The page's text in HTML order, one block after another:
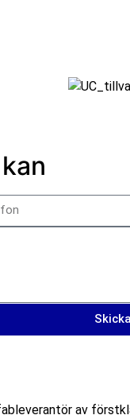
Skicka
av